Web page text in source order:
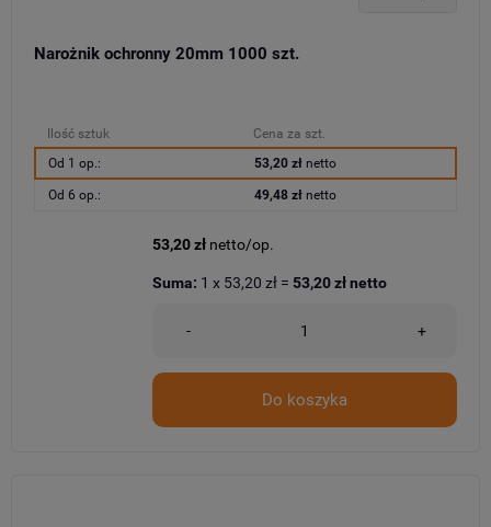
Narożnik ochronny 20mm 1000 szt.
Ilość sztuk
Cena za szt.
Od 1 op.:
53,20 złnetto
Od 6 op.: 49,48 złnetto
53,20 zł netto/op.
- +
Do koszyka
Suma: 1 x 53,20 zł = 53,20 złnetto